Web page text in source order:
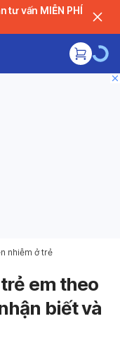
nhiễm ở trẻ
em theo
biết và